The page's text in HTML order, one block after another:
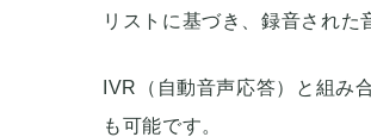
リストに基づき、録音された
IVR（自動音声応答）と組み
も可能です。